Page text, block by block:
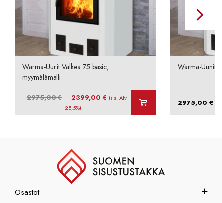
Warma-Uunit Valkea 75 basic,
myymälämalli
2975,00€
Alkuperäinen
hinta
oli:
2399,00€ Nykyinen
on:
(sis. Alv
25,5%)
Warma-Uunit
2975,00 €
Osastot